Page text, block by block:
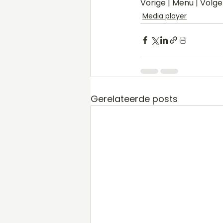
Vorige | Menu |
Media player
Gerelateerde posts